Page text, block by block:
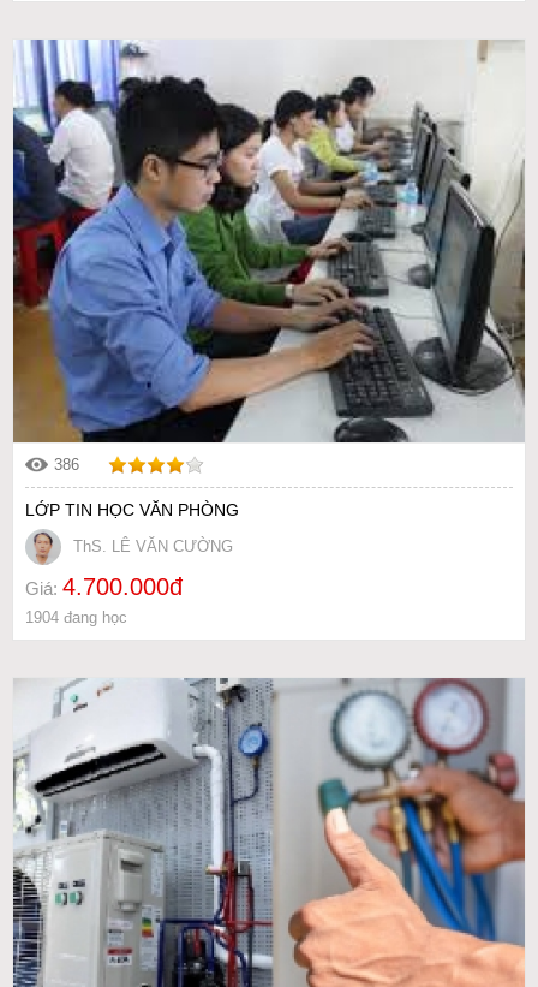
386
LỚP TIN HỌC VĂN PHÒNG
ThS. LÊ VĂN CƯỜNG
Giá: 4.700.000đ
1904 đang học